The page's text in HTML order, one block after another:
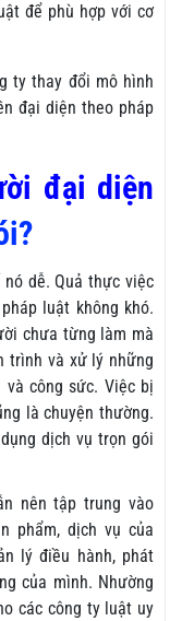
để phù hợp với cơ
ty thay đổi mô hình
đại diện theo pháp
đại diện
dễ. Quả thực việc
luật không khó.
chưa từng làm mà
trình và xử lý những
công sức. Việc bị
là chuyện thường.
dịch vụ trọn gói
nên tập trung vào
phẩm, dịch vụ của
lý điều hành, phát
của mình. Nhường
các công ty luật uy